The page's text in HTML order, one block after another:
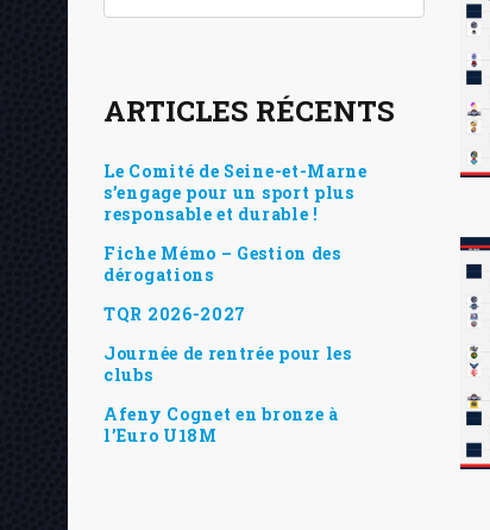
ARTICLES RÉCENTS
Le Comité de Seine-et-Marne
s’engage pour un sport plus
responsable et durable !
Fiche Mémo – Gestion des
dérogations
TQR 2026-2027
Journée de rentrée pour les
clubs
Afeny Cognet en bronze à
l’Euro U18M